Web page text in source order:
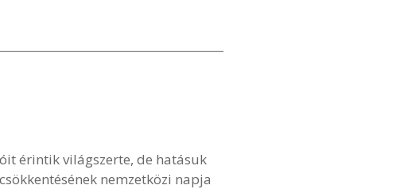
érintik világszerte, de hatásuk
nemzetközi napja